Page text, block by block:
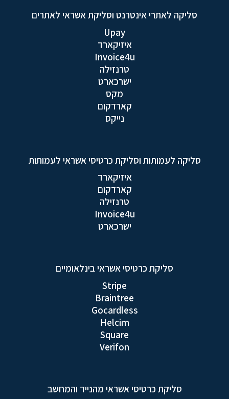
סליקה לאתרי אינטרנט וסליקת אשראי לאתרים
Upay
איזיקארד
Invoice4u
טרנזילה
ישרכארט
מקס
קארדקום
נייקס
סליקה לעמותות וסליקת כרטיסי אשראי לעמותות
איזיקארד
קארדקום
טרנזילה
Invoice4u
ישרכארט
סליקת כרטיסי אשראי בינלאומיים
Stripe
Braintree
Gocardless
Helcim
Square
Verifon
סליקת כרטיסי אשראי מהנייד והמחשב